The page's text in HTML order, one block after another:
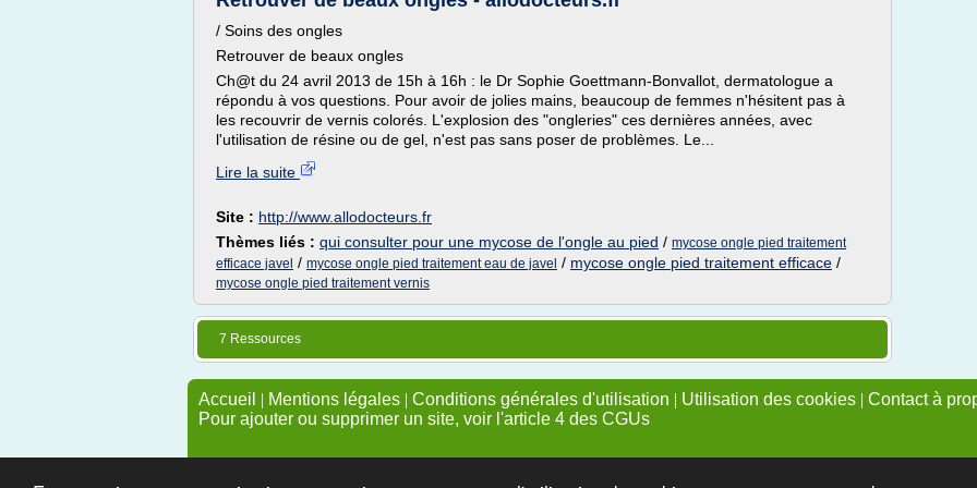
/ Soins des ongles
Retrouver de beaux ongles
Ch@t du 24 avril 2013 de 15h à 16h : le Dr Sophie Goettmann-Bonvallot, dermatologue a
répondu à vos questions. Pour avoir de jolies mains, beaucoup de femmes n'hésitent pas à
les recouvrir de vernis colorés. L'explosion des "ongleries" ces dernières années, avec
l'utilisation de résine ou de gel, n'est pas sans poser de problèmes. Le...
Lire la suite
Site : http://www.allodocteurs.fr
Thèmes liés : qui consulter pour une mycose de l'ongle au pied / mycose ongle pied traitement
efficace javel / mycose ongle pied traitement eau de javel / mycose ongle pied traitement efficace /
mycose ongle pied traitement vernis
7 Ressources
Accueil | Mentions légales | Conditions générales d'utilisation | Utilisation des cookies | Contact à
Pour ajouter ou supprimer un site, voir l'article 4 des CGUs